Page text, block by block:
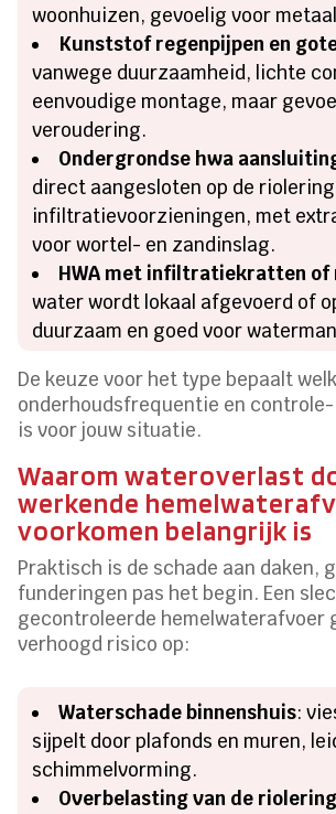
woonhuizen, gevoelig voor
Kunststof regenpijpen en
vanwege duurzaamheid, lichte
eenvoudige montage, maar
veroudering.
Ondergrondse hwa
direct aangesloten op de
infiltratievoorzieningen, met
voor wortel- en zandinslag.
HWA met infiltratiekratten of
water wordt lokaal afgevoerd of
duurzaam en goed voor
De keuze voor het type bepaalt
onderhoudsfrequentie en
is voor jouw situatie.
Waarom wateroverlast
werkende
voorkomen belangrijk is
Praktisch is de schade aan daken,
funderingen pas het begin. Een
gecontroleerde hemelwaterafvoer
verhoogd risico op:
Waterschade binnenshuis:
sijpelt door plafonds en muren,
schimmelvorming.
Overbelasting van de riolering